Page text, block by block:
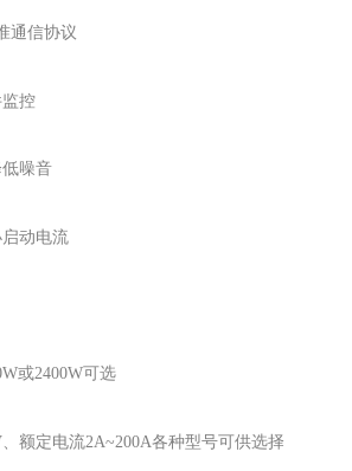
通信协议
控
噪音
动电流
或2400W可选
额定电流2A~200A各种型号可供选择